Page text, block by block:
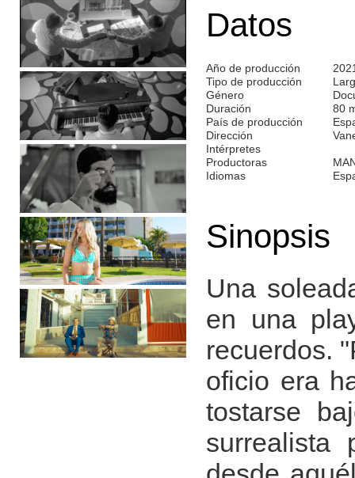
Datos
Año de producción
Tipo de producción
Género
Duración
80
País de producción
Dirección
Intérpretes
Productoras
Idiomas
Sinopsis
Una
en una
recuerdos.
oficio era
tostarse
surrealista